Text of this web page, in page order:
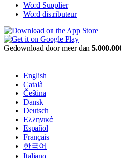
Word Supplier
Word distributeur
Gedownload door meer dan
English
Català
Čeština
Dansk
Deutsch
Ελληνικά
Español
Français
한국어
Italiano